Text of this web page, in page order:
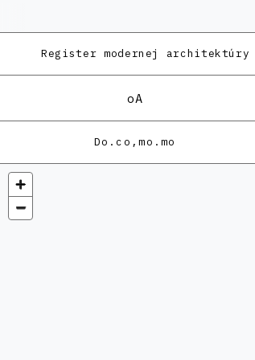
Register modernej architektúry
oA
Do.co,mo.mo